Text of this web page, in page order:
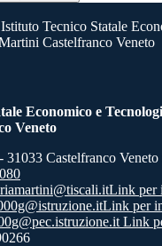
Istituto Tecnico Statale
Castelfranco Veneto
Economico e
Veneto
31033 Castelfranco
Link per
Link per
Link